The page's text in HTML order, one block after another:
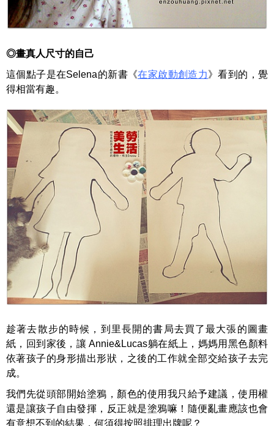
◎畫真人尺寸的自己
這個點子是在Selena的新書《在家啟動創造力》看到的，覺
得相當有趣。
趁著去散步的時候，到里長開的書局去買了最大張的圖畫
紙，回到家後，讓Annie&Lucas躺在紙上，媽媽用黑色顏料
依著孩子的身形描出形狀，之後的工作就全部交給孩子去完
成。
我們先從頭部開始塗鴉，顏色的使用我只給予建議，使用權
還是讓孩子自由發揮，反正就是塗鴉嘛！隨便亂畫應該也會
有意想不到的結果，何須得按照排理出牌呢？